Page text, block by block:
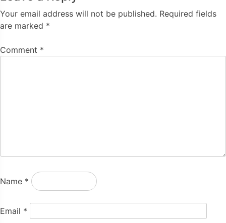
Your email address will not be published. Required fields
are marked *
Comment *
Name *
Email *